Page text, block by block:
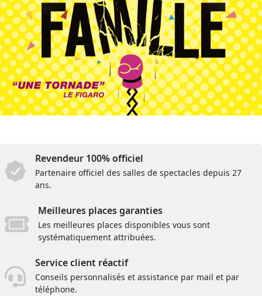
Revendeur 100% officiel
Partenaire officiel des salles de spectacles depuis 27
ans.
Meilleures places garanties
Les meilleures places disponibles vous sont
systématiquement attribuées.
Service client réactif
Conseils personnalisés et assistance par mail et par
téléphone.